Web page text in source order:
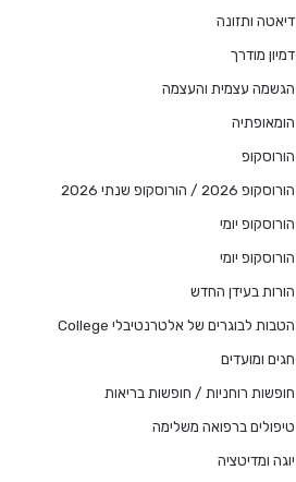
דיאטה ותזונה
דמיון מודרך
הגשמה עצמית והעצמה
הומאופתיה
הורוסקופ
הורוסקופ 2026 / הורוסקופ שנתי 2026
הורוסקופ יומי
הורוסקופ יומי
הורות בעידן החדש
הטבות לבוגרים של אלטרנטיבלי College
חגים ומועדים
חופשות רוחניות / חופשות בריאות
טיפולים ברפואה משלימה
יוגה ומדיטציה